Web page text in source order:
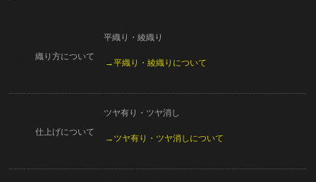
織り方について
平織り・綾織り
→平織り・綾織りについて
仕上げについて
ツヤ有り・ツヤ消し
→ツヤ有り・ツヤ消しについて